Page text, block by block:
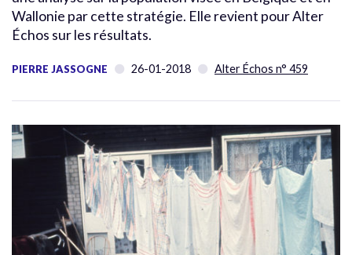
Wallonie par cette stratégie. Elle revient pour Alter
Échos sur les résultats.
PIERRE JASSOGNE 26-01-2018 Alter Échos n° 459